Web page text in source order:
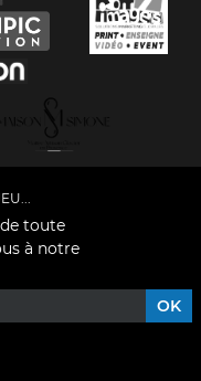
toute
à notre